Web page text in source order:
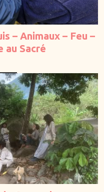
– Animaux – Feu –
au Sacré